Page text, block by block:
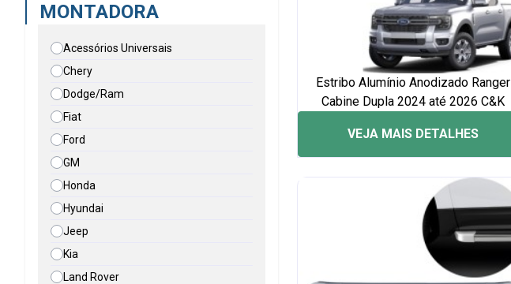
MONTADORA
Acessórios Universais
Chery
Dodge/Ram
Fiat
Ford
GM
Honda
Hyundai
Jeep
Kia
Land Rover
Estribo Alumínio Anodizado Ranger
Cabine Dupla 2024 até 2026 C&K
VEJA MAIS DETALHES